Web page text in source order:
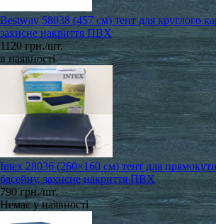
Bestway 58038 (457 см) тент для круглого
захисне накриття ПВХ
1120 грн./шт.
в наявності
Intex 28036 (260×160 см) тент для
басейну, захисне накриття ПВХ
790 грн./шт.
Немає у наявності